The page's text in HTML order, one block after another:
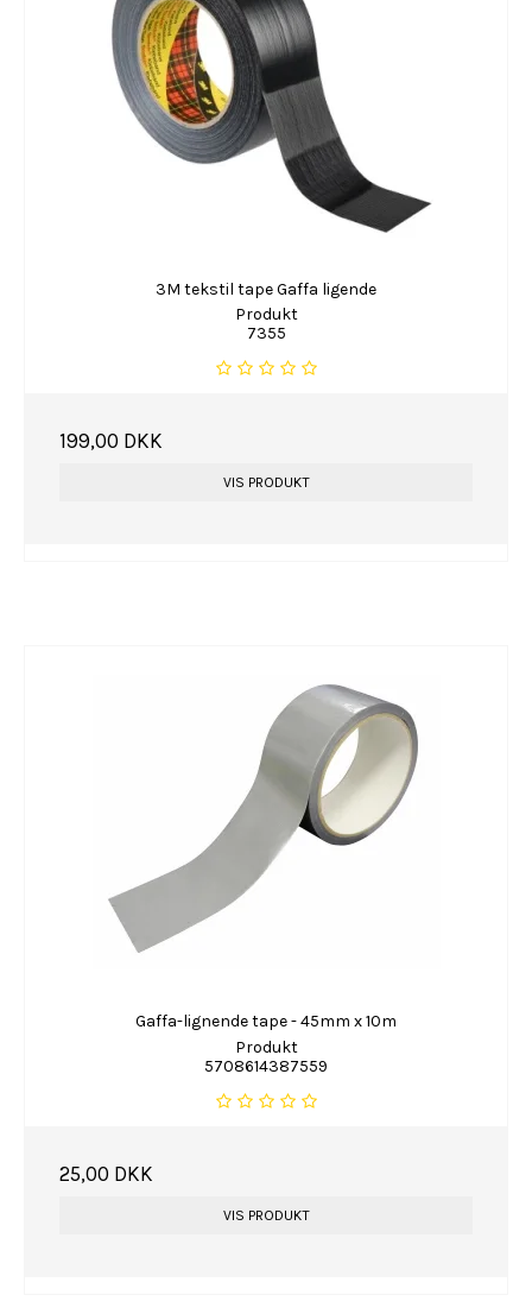
3M tekstil tape Gaffa ligende
Produkt
7355
199,00 DKK
VIS PRODUKT
Gaffa-lignende tape - 45mm x 10m
Produkt
5708614387559
25,00 DKK
VIS PRODUKT